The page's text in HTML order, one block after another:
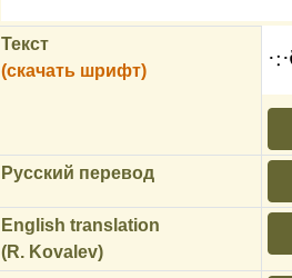
Текст
(скачать шрифт)
Русский перевод
English translation
(R. Kovalev)